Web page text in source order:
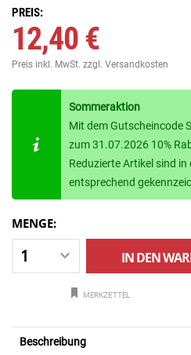
PREIS:
12,40 €
Preis inkl. MwSt. zzgl. Versandkosten
Sommeraktion
Mit dem Gutscheincode
zum 31.07.2026 10%
Reduzierte Artikel sind
entsprechend
MENGE:
IN DEN
MERKZETTEL
Beschreibung